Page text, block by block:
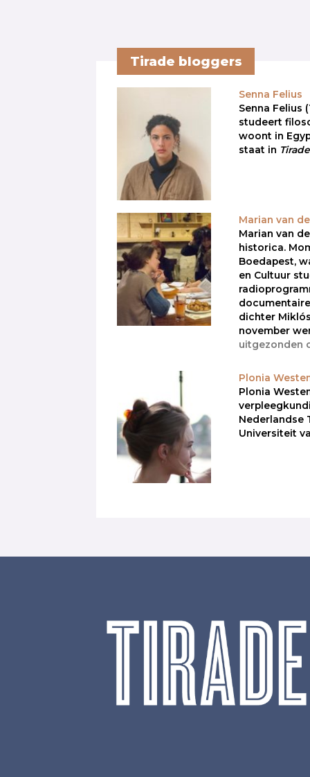
Tirade bloggers
Senna Felius
Senna Felius
studeert
woont in
staat in
Marian van
Marian van
historica.
Boedapest,
en Cultuur
dichter
november
uitgezonden
Plonia
Plonia
Nederlandse
Universiteit